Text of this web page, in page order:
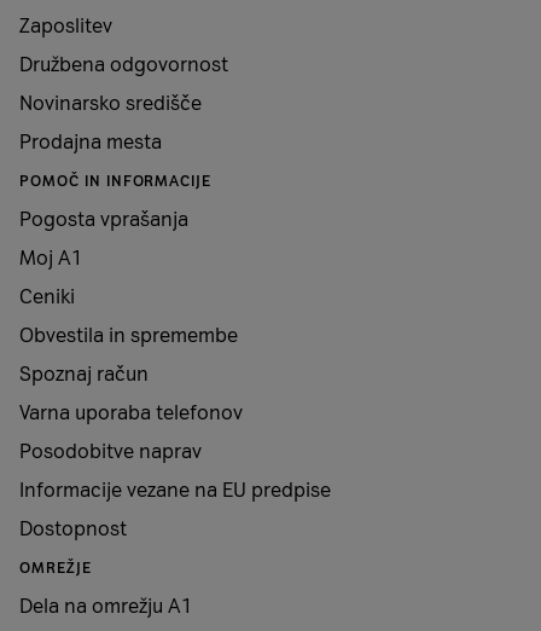
Teža
Tip kartice SIM
eSIM
Dual sim
GLAVNE LASTNOSTI
VoLTE da
VoWiFi
Zaposlitev
Družbena odgovornost
Novinarsko središče
Prodajna mesta
POMOČ IN INFORMACIJE
Pogosta vprašanja
Moj A1
Ceniki
Obvestila in spremembe
Spoznaj račun
Varna uporaba telefonov
Posodobitve naprav
Informacije vezane na EU predpise
Dostopnost
OMREŽJE
Dela na omrežju A1